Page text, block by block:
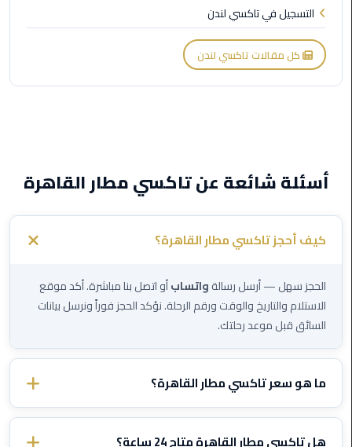
ليموزين
التجمع
الخامس
ليموزين
المقطم
ليموزين
المعادي
العاشر
من
رمضان
الزمالك
التسجيل في تاكسي لندن
كل مقالات تاكسي لندن
أسئلة شائعة عن تاكسي مطار القاهرة
كيف أحجز تاكسي مطار القاهرة؟
الحجز سهل — أرسل رسالةواتسابأو اتصل بنا مباشرة. أكد موقع
الاستلام والتاريخ والوقت ورقم الرحلة. نؤكد الحجز فوراً ونرسل بيانات
السائق قبل موعد رحلتك.
ما هو سعر تاكسي مطار القاهرة؟
الأسعار تختلف حسب الوجهة ونوع السيارة. تواصل معنا عبر الواتساب
وأخبرنا بتفاصيل رحلتك وسنرسل لك سعراً ثابتاً مؤكداً — بدون رسوم
هل تاكسي مطار القاهرة متاح 24 ساعة؟